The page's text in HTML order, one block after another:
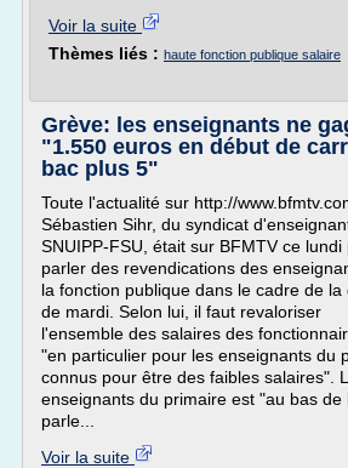
Voir la suite
Thèmes liés : haute fonction publique salaire
Grève: les enseignants ne
"1.550 euros en début de
bac plus 5"
Toute l'actualité sur http://
Sébastien Sihr, du syndicat
SNUIPP-FSU, était sur BFMTV ce lundi
parler des revendications des
la fonction publique dans le cadre de la
de mardi. Selon lui, il faut revaloriser
l'ensemble des salaires des
"en particulier pour les enseignants du
connus pour être des faibles salaires".
enseignants du primaire est "au bas de
parle...
Voir la suite